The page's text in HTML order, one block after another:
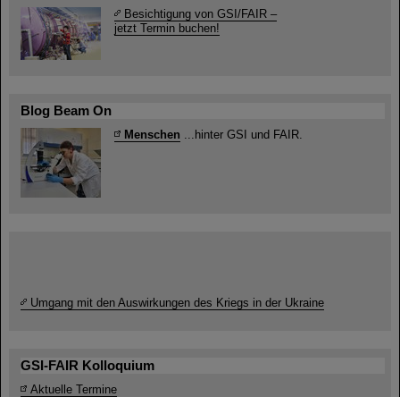
Besichtigung von GSI/FAIR –
jetzt Termin buchen!
Blog Beam On
Menschen ...hinter GSI und FAIR.
Umgang mit den Auswirkungen des Kriegs in der Ukraine
GSI-FAIR Kolloquium
Aktuelle Termine